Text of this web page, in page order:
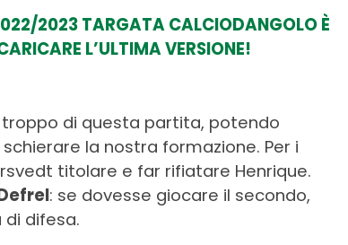
2023 TARGATA CALCIODANGOLO È
L’ULTIMA VERSIONE!
di questa partita, potendo
la nostra formazione. Per i
titolare e far rifiatare Henrique.
: se dovesse giocare il secondo,
difesa.